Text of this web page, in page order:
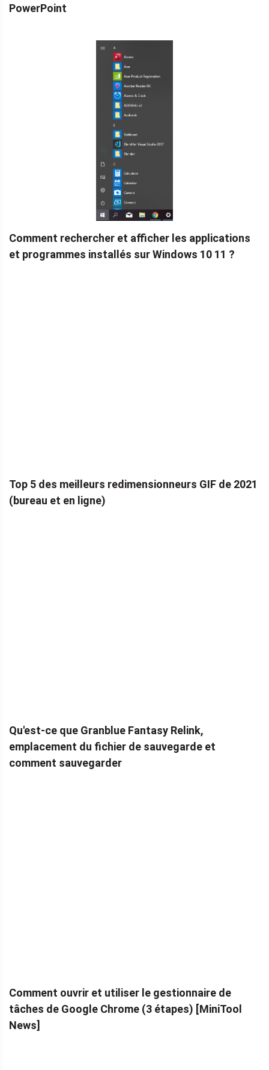
PowerPoint
Comment rechercher et afficher les applications
et programmes installés sur Windows 10 11 ?
Top 5 des meilleurs redimensionneurs GIF de 2021
(bureau et en ligne)
Qu'est-ce que Granblue Fantasy Relink,
emplacement du fichier de sauvegarde et
comment sauvegarder
Comment ouvrir et utiliser le gestionnaire de
tâches de Google Chrome (3 étapes) [MiniTool
News]